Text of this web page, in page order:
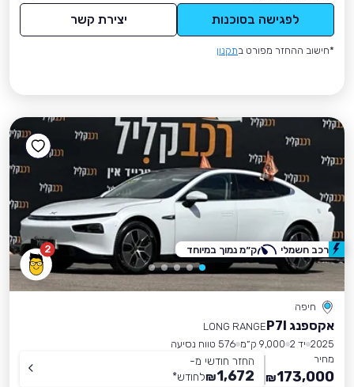
לפגישה בסוכנות יצירת קשר
*חישוב ההחזר מפורט בתקנון
2
חיפה
אקספנג P7I
LONG RANGE
2025 יד 2 9,000 ק״מ
576 טווח נסיעה
מחיר
173,000
₪
החזר חודשי מ-
1,672
₪לחודש*
רכב חשמלי ק״מ נמוך במיוחד